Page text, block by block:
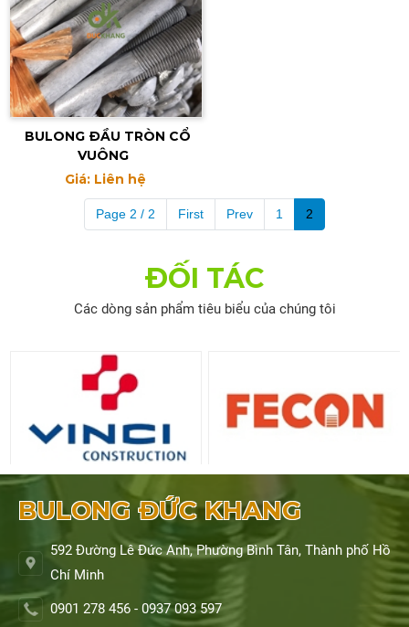
BULONG ĐẦU TRÒN CỔ
VUÔNG
Giá: Liên hệ
Page 2 / 2 First Prev 1 2
ĐỐI TÁC
Các dòng sản phẩm tiêu biểu của chúng tôi
BULONG ĐỨC KHANG
592 Đường Lê Đức Anh, Phường Bình Tân, Thành phố Hồ
Chí Minh
0901 278 456 - 0937 093 597